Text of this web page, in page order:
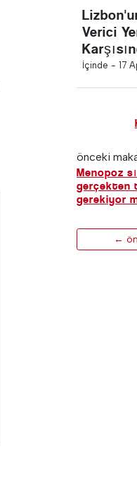
Verici
İçinde - 17
önceki
Menopoz
gerçekten
gerekiyor
←